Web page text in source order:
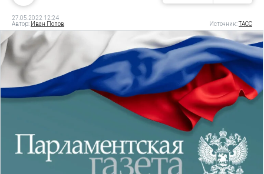
27.05.2022 12:24
Автор: Иван Попов Источник:ТАСС